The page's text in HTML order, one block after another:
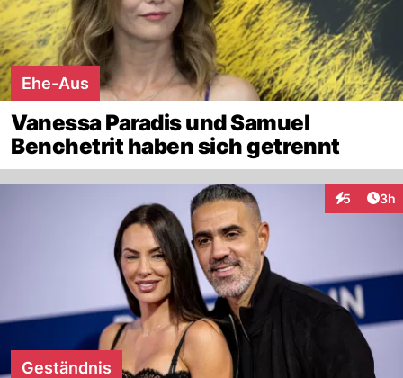
Ehe-Aus
Vanessa Paradis und Samuel
Benchetrit haben sich getrennt
5 3h
Geständnis